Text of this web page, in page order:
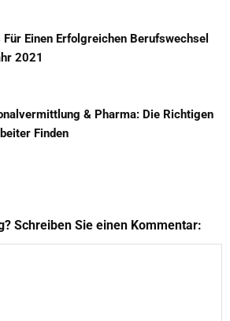
Für Einen Erfolgreichen Berufswechsel
2021
& Pharma: Die Richtigen
Finden
Schreiben Sie einen Kommentar: